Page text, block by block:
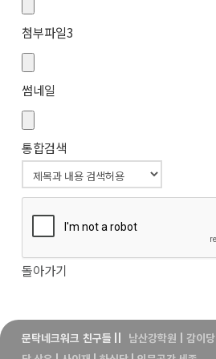
첨부파일3
썸네일
통합검색
돌아가기
문탁네크워크 친구들 남산강학원 감이당